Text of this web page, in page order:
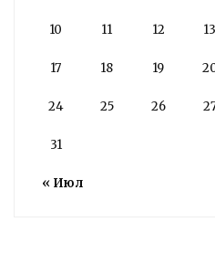
« Июл
10 11 12 13
17 18 19
24 25 26
31